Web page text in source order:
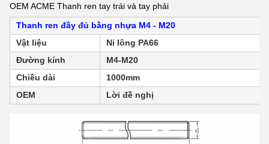
OEM ACME Thanh ren tay trái và tay phải
Thanh ren đầy đủ bằng nhựa M4 - M20
Vật liệu
Ni lông PA66
Đường kính
M4-M20
Chiều dài
1000mm
OEM
Lời đề nghị